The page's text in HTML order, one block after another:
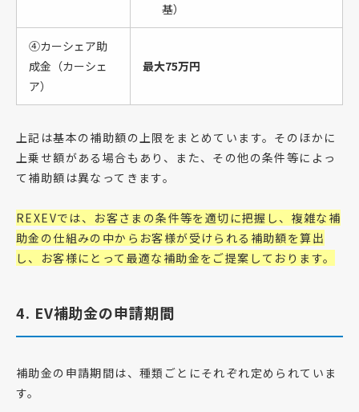
基）
④カーシェア助
成金（カーシェ
ア）
最大75万円
上記は基本の補助額の上限をまとめています。そのほかに
上乗せ額がある場合もあり、また、その他の条件等によっ
て補助額は異なってきます。
REXEVでは、お客さまの条件等を適切に把握し、複雑な補
助金の仕組みの中からお客様が受けられる補助額を算出
し、お客様にとって最適な補助金をご提案しております。
4. EV補助金の申請期間
補助金の申請期間は、種類ごとにそれぞれ定められていま
す。